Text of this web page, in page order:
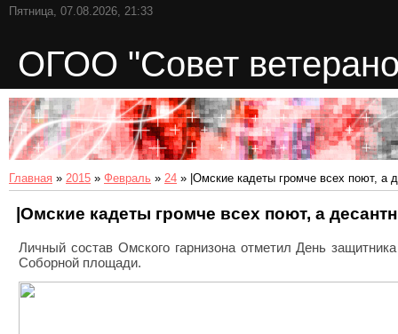
Пятница, 07.08.2026, 21:33
ОГОО "Совет
Главная » 2015 » Февраль » 24 » |Омские кадеты громче всех поют, а
|Омские кадеты громче всех поют, а
Личный состав Омского гарнизона отметил День
Соборной площади.